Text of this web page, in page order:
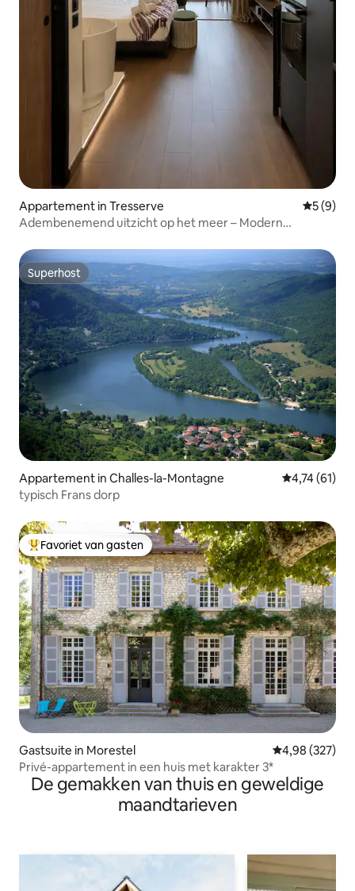
Appartement in Tresserve
5 (9)
Adembenemend uitzicht op het meer – Modern
Superhost
Superhost
Appartement in Challes-la-Montagne Gemiddelde
4,74 (61)
typisch Frans dorp
Topfavoriet van gasten
Favoriet van gasten
Gastsuite in Morestel Gemiddelde
4,98 (327)
Privé-appartement in een huis met karakter 3*
De gemakken van thuis en geweldige
maandtarieven